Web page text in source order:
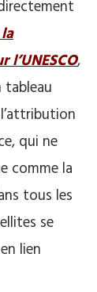
,
tableau
qui ne
comme la
tous les
se
lien